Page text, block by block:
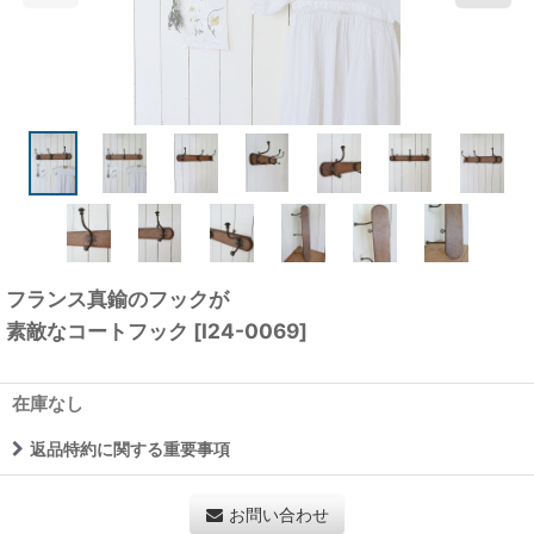
フランス真鍮のフックが
素敵なコートフック [I24-0069]
在庫なし
返品特約に関する重要事項
お問い合わせ